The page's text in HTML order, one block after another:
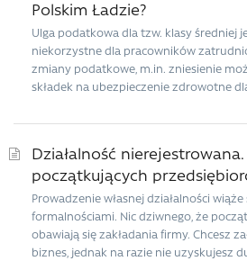
Polskim Ładzie?
Ulga podatkowa dla tzw. klasy średniej
niekorzystne dla pracowników
zmiany podatkowe, m.in. zniesienie
składek na ubezpieczenie zdrowotne
Działalność
początkujących
Prowadzenie własnej działalności
formalnościami. Nic dziwnego, że
obawiają się zakładania firmy. Chcesz
biznes, jednak na razie nie uzyskujesz